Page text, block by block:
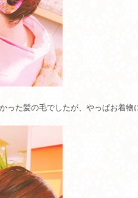
った髪の毛でしたが、やっぱお着